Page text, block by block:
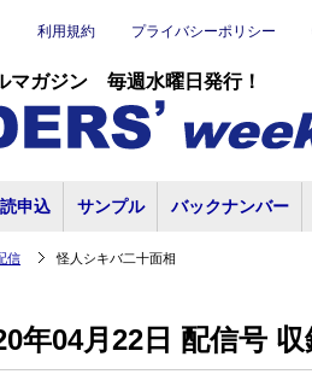
マガジン 毎週水曜日発行！
利用規約 プライバシーポリシー
申込 サンプル バックナンバー
信 怪人シキバ二十面相
年04月22日 配信号 収